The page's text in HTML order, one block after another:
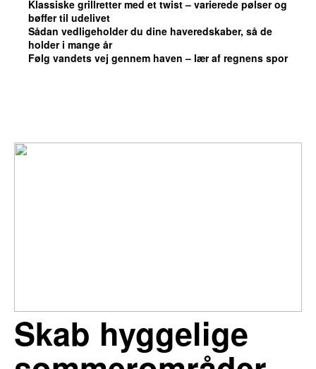
eksisterende
haver
Klassiske grillretter med et twist – varierede pølser og
bøffer til udelivet
Sådan vedligeholder du dine haveredskaber, så de
holder i mange år
Følg vandets vej gennem haven – lær af regnens spor
Skab hyggelige